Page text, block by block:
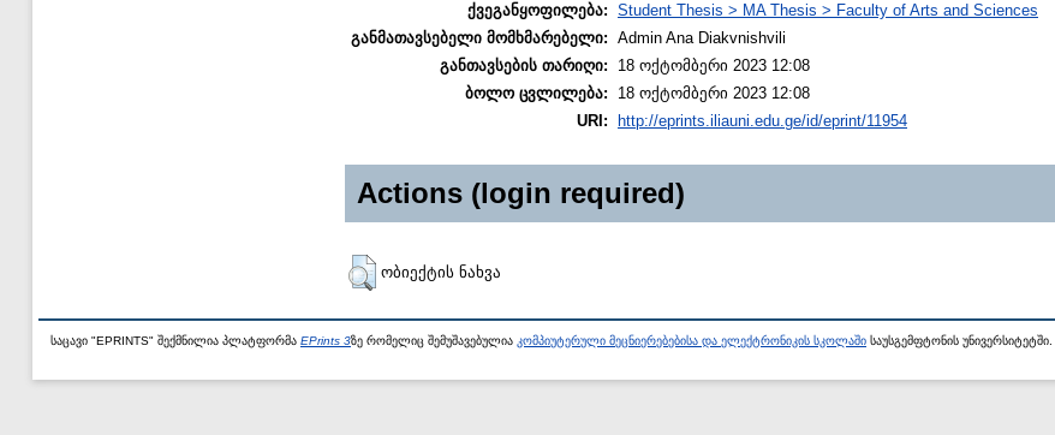
ქვეგანყოფილება: Student Thesis > MA Thesis > Faculty of Arts and Sciences
განმათავსებელი მომხმარებელი: Admin Ana Diakvnishvili
განთავსების თარიღი:
18 ოქტომბერი 2023 12:08
ბოლო ცვლილება:
18 ოქტომბერი 2023 12:08
URI:
http://eprints.iliauni.edu.ge/id/eprint/11954
Actions (login required)
ობიექტის ნახვა
საცავი "EPRINTS" შექმნილია პლატფორმა EPrints 3ზე რომელიც შემუშავებულია კომპიუტერული მეცნიერებებისა და ელექტრონიკის სკოლაში საუსგემფტონის უნივერსიტეტში.